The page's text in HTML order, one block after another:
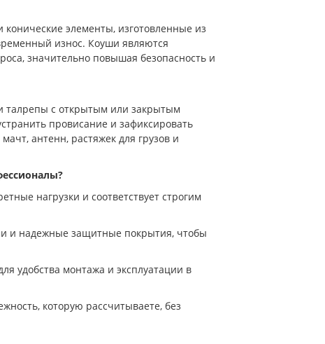
элементы, изготовленные из
износ. Коуши являются
значительно повышая безопасность и
талрепы с открытым или закрытым
провисание и зафиксировать
антенн, растяжек для грузов и
нагрузки и соответствует строгим
и надежные защитные покрытия, чтобы
удобства монтажа и эксплуатации в
которую рассчитываете, без